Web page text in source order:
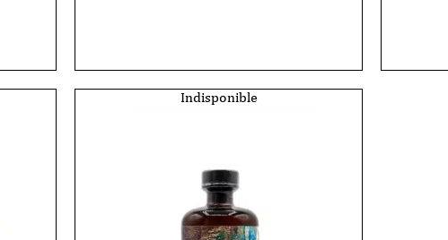
Jamaique
70
Indisponible